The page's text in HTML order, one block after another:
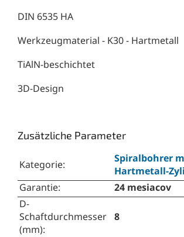
DIN 6535 HA
Werkzeugmaterial - K30 - Hartmetall
TiAlN-beschichtet
3D-Design
Zusätzliche Parameter
Kategorie:
Spiralbohrer
Hartmetall-
Garantie:
24 mesiacov
D-
Schaftdurchmesser
(mm):
8